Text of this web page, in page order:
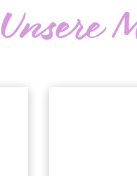
Unsere